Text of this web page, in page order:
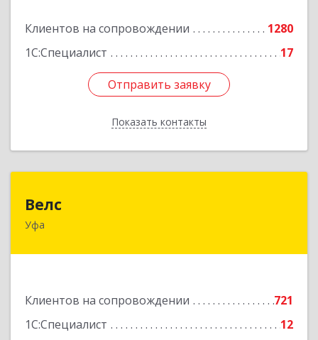
Клиентов на сопровождении
1280
1С:Специалист
17
Отправить заявку
Показать контакты
Отправить заявку
Назад
Велс
Уфа
Клиентов на сопровождении
721
1С:Специалист
12
450071, Башкортостан Респ, Уфа г, 50 лет СССР